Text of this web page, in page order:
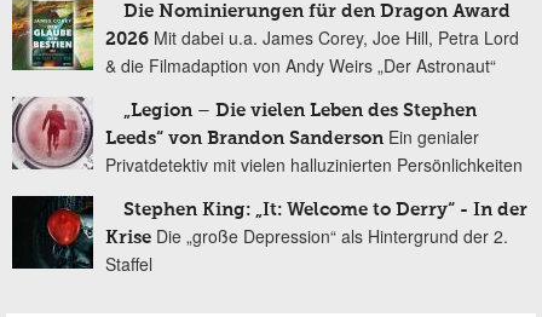
Die Nominierungen für den Dragon Award
2026 Mit dabei u.a. James Corey, Joe Hill, Petra Lord
& die Filmadaption von Andy Weirs „Der Astronaut“
„Legion – Die vielen Leben des Stephen
Leeds“ von Brandon Sanderson Ein genialer
Privatdetektiv mit vielen halluzinierten Persönlichkeiten
Stephen King: „It: Welcome to Derry“ - In der
Krise Die „große Depression“ als Hintergrund der 2.
Staffel